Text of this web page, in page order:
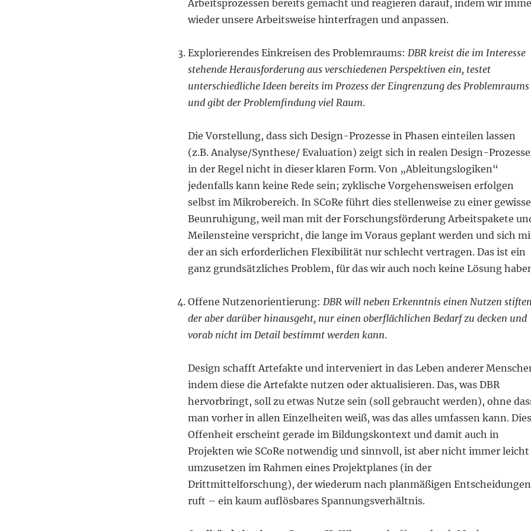
Arbeitsprozessen bereits gemacht und reagieren darauf, indem wir
wieder unsere Arbeitsweise hinterfragen und anpassen.
Explorierendes Einkreisen des Problemraums: DBR kreist die im Interesse
stehende Herausforderung aus verschiedenen Perspektiven ein, testet
unterschiedliche Ideen bereits im Prozess der Eingrenzung des Problemraums
und gibt der Problemfindung viel Raum.
Die Vorstellung, dass sich Design-Prozesse in Phasen einteilen lassen
(z.B. Analyse/Synthese/ Evaluation) zeigt sich in realen Design-
in der Regel nicht in dieser klaren Form. Von „Ableitungslogiken“
jedenfalls kann keine Rede sein; zyklische Vorgehensweisen erfolgen
selbst im Mikrobereich. In SCoRe führt dies stellenweise zu einer
Beunruhigung, weil man mit der Forschungsförderung Arbeitspakete
Meilensteine verspricht, die lange im Voraus geplant werden und sich
der an sich erforderlichen Flexibilität nur schlecht vertragen. Das ist ein
ganz grundsätzliches Problem, für das wir auch noch keine Lösung
Offene Nutzenorientierung: DBR will neben Erkenntnis einen Nutzen
der aber darüber hinausgeht, nur einen oberflächlichen Bedarf zu decken und
vorab nicht im Detail bestimmt werden kann.
Design schafft Artefakte und interveniert in das Leben anderer
indem diese die Artefakte nutzen oder aktualisieren. Das, was DBR
hervorbringt, soll zu etwas Nutze sein (soll gebraucht werden), ohne
man vorher in allen Einzelheiten weiß, was das alles umfassen kann.
Offenheit erscheint gerade im Bildungskontext und damit auch in
Projekten wie SCoRe notwendig und sinnvoll, ist aber nicht immer leicht
umzusetzen im Rahmen eines Projektplanes (in der
Drittmittelforschung), der wiederum nach planmäßigen Entscheidungen
ruft – ein kaum auflösbares Spannungsverhältnis.